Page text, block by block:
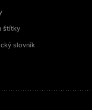
štítky
slovník